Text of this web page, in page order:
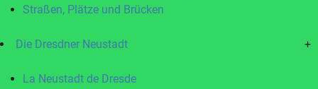
Straßen, Plätze und Brücken
Die Dresdner Neustadt +
La Neustadt de Dresde